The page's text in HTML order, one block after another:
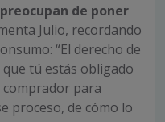
de poner
Julio, recordando
“El derecho de
tú estás obligado
comprador para
proceso, de cómo lo